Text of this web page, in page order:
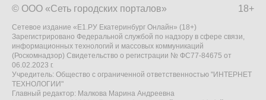
18+
© ООО «Сеть городских порталов»
Сетевое издание «Е1.РУ Екатеринбург Онлайн» (18+)
Зарегистрировано Федеральной службой по надзору в сфере связи,
информационных технологий и массовых коммуникаций
(Роскомнадзор) Свидетельство о регистрации № ФС77-84675 от
06.02.2023 г.
Учредитель: Общество с ограниченной ответственностью "ИНТЕРНЕТ
ТЕХНОЛОГИИ"
Главный редактор: Малкова Марина Андреевна